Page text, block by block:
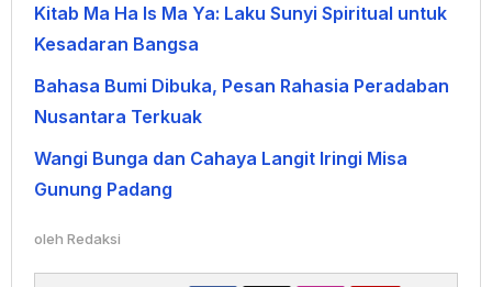
Kitab Ma Ha Is Ma Ya: Laku Sunyi Spiritual untuk
Kesadaran Bangsa
Bahasa Bumi Dibuka, Pesan Rahasia Peradaban
Nusantara Terkuak
Wangi Bunga dan Cahaya Langit Iringi Misa
Gunung Padang
oleh Redaksi